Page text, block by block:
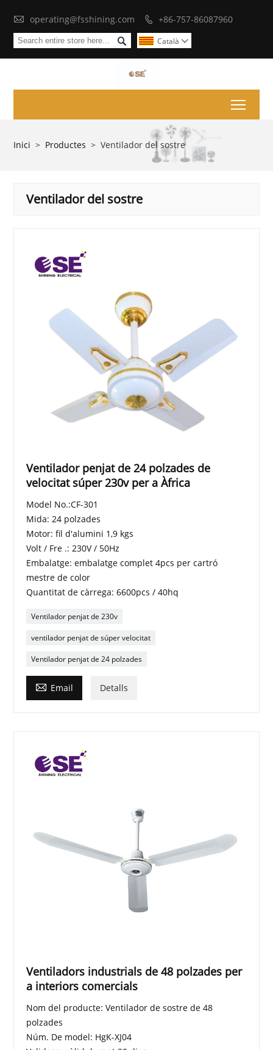
 operating@fsshining.com  +86-757-86087960
 Català 
Inici > Productes > Ventilador del sostre
Ventilador del sostre
Ventilador penjat de 24 polzades de
velocitat súper 230v per a Àfrica
Model No.:CF-301
Mida: 24 polzades
Motor: fil d'alumini 1,9 kgs
Volt / Fre .: 230V / 50Hz
Embalatge: embalatge complet 4pcs per cartró
mestre de color
Quantitat de càrrega: 6600pcs / 40hq
Ventilador penjat de 230v
ventilador penjat de súper velocitat
Ventilador penjat de 24 polzades
 Email Detalls
Ventiladors industrials de 48 polzades per
a interiors comercials
Nom del producte: Ventilador de sostre de 48
polzades
Núm. De model: HgK-XJ04